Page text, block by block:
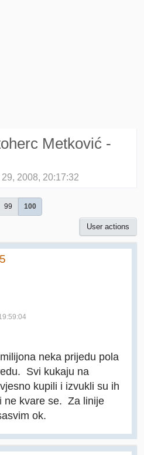
Metković -
2008, 20:17:32
99 100
User actions
neka prijedu pola
Svi kukaju na
kupili i izvukli su ih
ne kvare se. Za linije
ok.